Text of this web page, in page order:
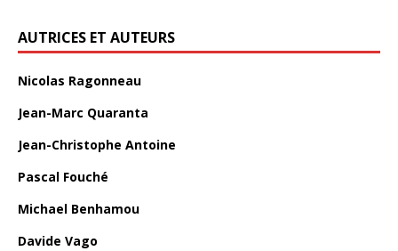
AUTRICES ET AUTEURS
Nicolas Ragonneau
Jean-Marc Quaranta
Jean-Christophe Antoine
Pascal Fouché
Michael Benhamou
Davide Vago